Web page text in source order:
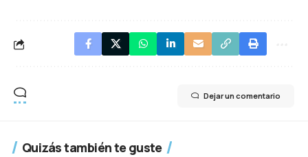
Dejar un comentario
Quizás también te guste